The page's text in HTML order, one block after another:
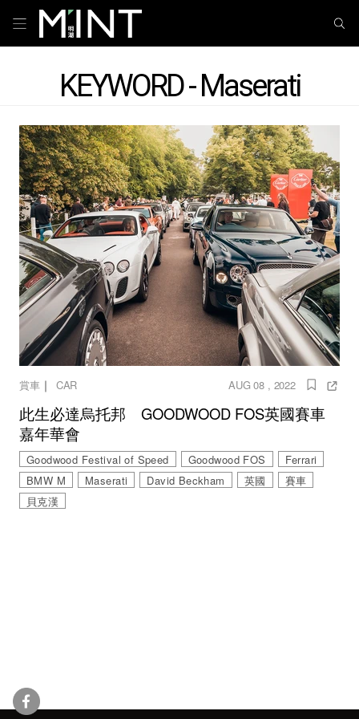
KEYWORD - Maserati
賞車｜ CAR AUG 08 , 2022
此生必達烏托邦 GOODWOOD FOS英國賽車
嘉年華會
Goodwood Festival of Speed Goodwood FOS
Ferrari
BMW M
Maserati David Beckham 英國
賽車
貝克漢